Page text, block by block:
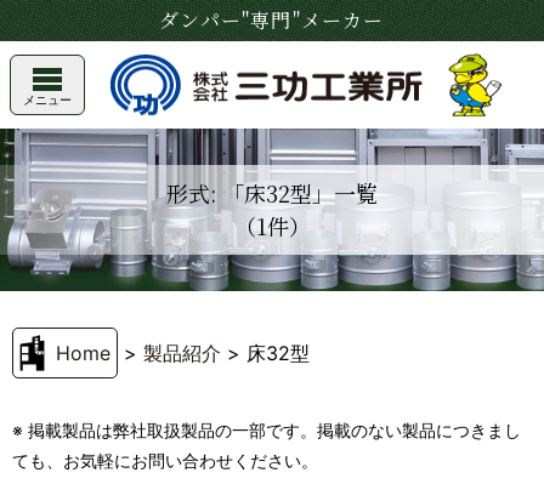
ダンパー"専門"メーカー
メニュー
形式: 「床32型」一覧
（1件）
Home >製品紹介 > 床32型
※ 掲載製品は弊社取扱製品の一部です。掲載のない製品につきまし
ても、お気軽にお問い合わせください。